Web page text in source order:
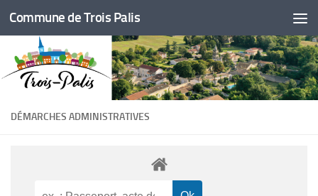
Skip to content
Commune de Trois Palis
DÉMARCHES ADMINISTRATIVES